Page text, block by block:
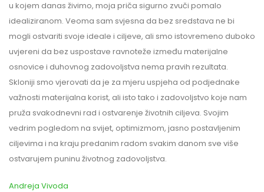
u kojem danas živimo, moja priča sigurno zvuči pomalo
idealiziranom. Veoma sam svjesna da bez sredstava ne bi
mogli ostvariti svoje ideale i ciljeve, ali smo istovremeno duboko
uvjereni da bez uspostave ravnoteže između materijalne
osnovice i duhovnog zadovoljstva nema pravih rezultata.
Skloniji smo vjerovati da je za mjeru uspjeha od podjednake
važnosti materijalna korist, ali isto tako i zadovoljstvo koje nam
pruža svakodnevni rad i ostvarenje životnih ciljeva. Svojim
vedrim pogledom na svijet, optimizmom, jasno postavljenim
ciljevima i na kraju predanim radom svakim danom sve više
ostvarujem puninu životnog zadovoljstva.
Andreja Vivoda